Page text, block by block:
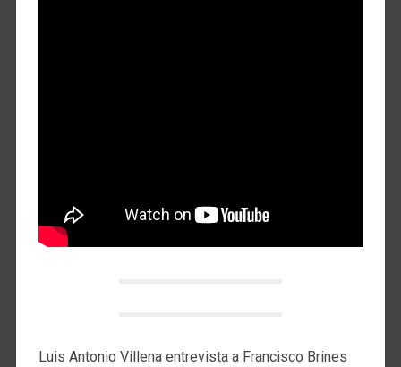
Luis Antonio Villena entrevista a Francisco Brines